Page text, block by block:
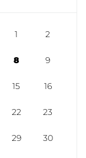
1 2
8 9
15 16
22 23
29 30